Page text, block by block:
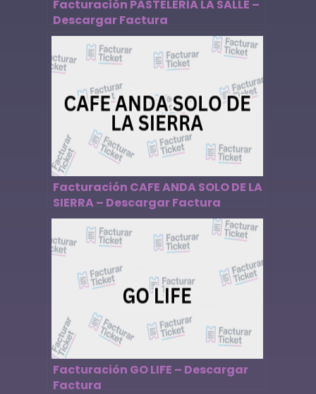
Facturación PASTELERIA LA SALLE –
Descargar Factura
Facturación CAFE ANDA SOLO DE LA
SIERRA – Descargar Factura
Facturación GO LIFE – Descargar
Factura